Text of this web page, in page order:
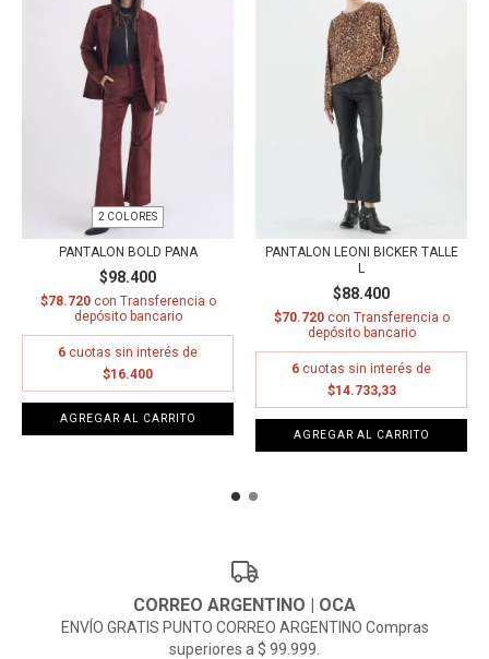
2 COLORES
PANTALON BOLD PANA
$98.400
$78.720 con Transferencia o
depósito bancario
6 cuotas sin interés de
$16.400
AGREGAR AL CARRITO
PANTALON LEONI BICKER TALLE
L
$88.400
$70.720 con Transferencia o
depósito bancario
6 cuotas sin interés de
$14.733,33
AGREGAR AL CARRITO
CORREO ARGENTINO | OCA
ENVÍO GRATIS PUNTO CORREO ARGENTINO Compras
superiores a $ 99.999.